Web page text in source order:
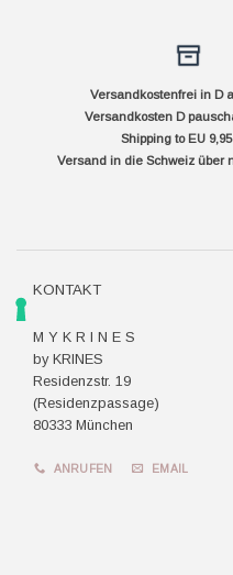
Versandkostenfrei in D
Versandkosten D
Shipping to EU
Versand in die Schweiz über
KONTAKT
M Y K R I N E S
by KRINES
Residenzstr. 19
(Residenzpassage)
80333 München
ANRUFEN EMAIL